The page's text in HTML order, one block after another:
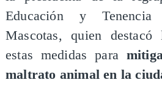
Educación y Tenencia
Mascotas, quien
estas medidas para
maltrato animal en la